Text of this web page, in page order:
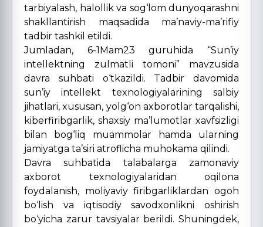
tarbiyalash, halollik va sog‘lom dunyoqarashni
shakllantirish maqsadida ma’naviy-ma’rifiy
tadbir tashkil etildi.
Jumladan, 6-1Mam23 guruhida “Sun’iy
intellektning zulmatli tomoni” mavzusida
davra suhbati o‘tkazildi. Tadbir davomida
sun’iy intellekt texnologiyalarining salbiy
jihatlari, xususan, yolg‘on axborotlar tarqalishi,
kiberfiribgarlik, shaxsiy ma’lumotlar xavfsizligi
bilan bog‘liq muammolar hamda ularning
jamiyatga ta’siri atroflicha muhokama qilindi.
Davra suhbatida talabalarga zamonaviy
axborot texnologiyalaridan oqilona
foydalanish, moliyaviy firibgarliklardan ogoh
bo‘lish va iqtisodiy savodxonlikni oshirish
bo‘yicha zarur tavsiyalar berildi. Shuningdek,